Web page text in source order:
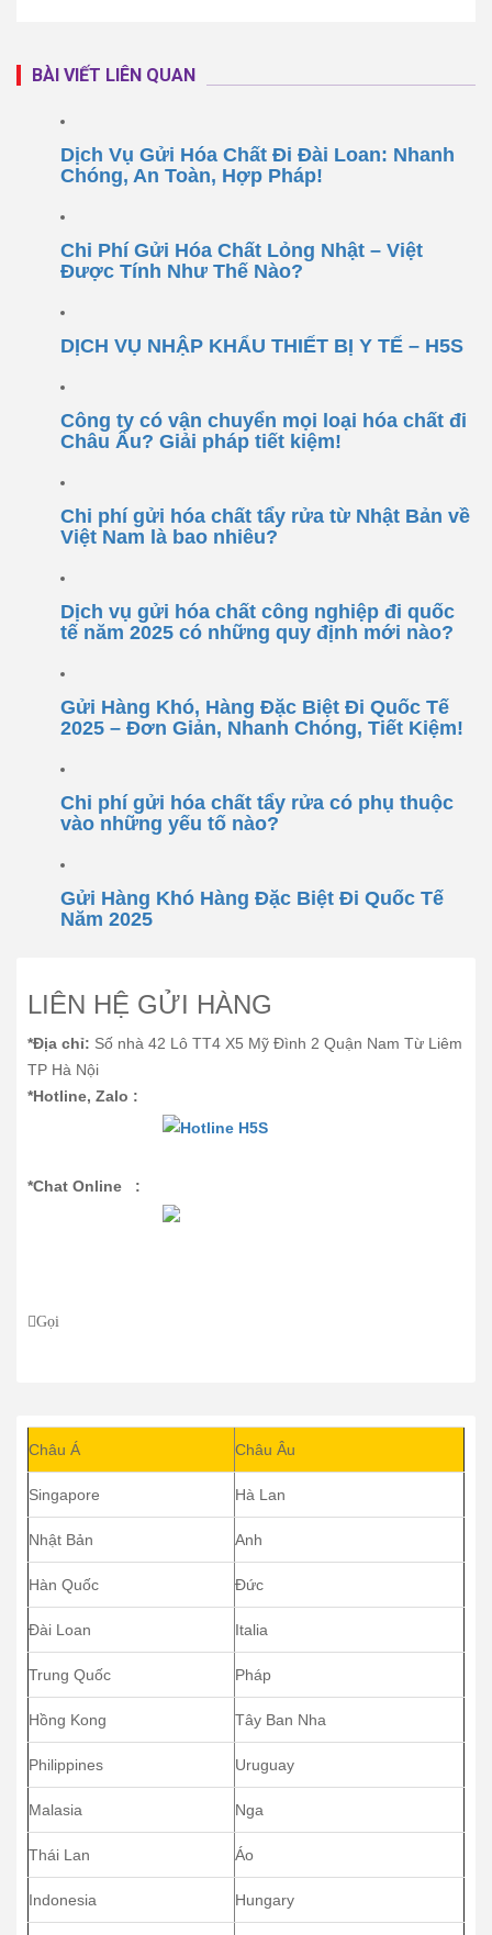
BÀI VIẾT LIÊN QUAN
Dịch Vụ Gửi Hóa Chất Đi Đài Loan: Nhanh
Chóng, An Toàn, Hợp Pháp!
Chi Phí Gửi Hóa Chất Lỏng Nhật – Việt
Được Tính Như Thế Nào?
DỊCH VỤ NHẬP KHẨU THIẾT BỊ Y TẾ – H5S
Công ty có vận chuyển mọi loại hóa chất đi
Châu Âu? Giải pháp tiết kiệm!
Chi phí gửi hóa chất tẩy rửa từ Nhật Bản về
Việt Nam là bao nhiêu?
Dịch vụ gửi hóa chất công nghiệp đi quốc
tế năm 2025 có những quy định mới nào?
Gửi Hàng Khó, Hàng Đặc Biệt Đi Quốc Tế
2025 – Đơn Giản, Nhanh Chóng, Tiết Kiệm!
Chi phí gửi hóa chất tẩy rửa có phụ thuộc
vào những yếu tố nào?
Gửi Hàng Khó Hàng Đặc Biệt Đi Quốc Tế
Năm 2025
LIÊN HỆ GỬI HÀNG
*Địa chỉ: Số nhà 42 Lô TT4 X5 Mỹ Đình 2 Quận Nam Từ Liêm
TP Hà Nội
*Hotline, Zalo :
*Chat Online :
Gọi
Châu Á Châu Âu
Singapore Hà Lan
Nhật Bản Anh
Hàn Quốc Đức
Đài Loan Italia
Trung Quốc Pháp
Hồng Kong Tây Ban Nha
Philippines Uruguay
Malasia Nga
Thái Lan Áo
Indonesia Hungary